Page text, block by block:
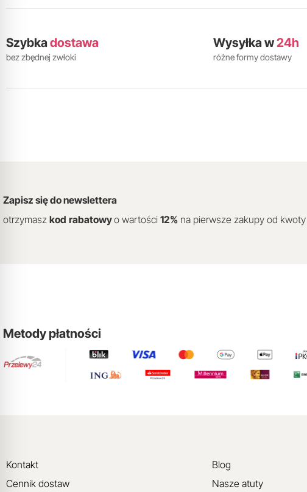
Szybkadostawa
bez zbędnej zwłoki
Wysyłka w24h
różne formy dostawy
Zapisz się do newslettera
otrzymasz kod rabatowyo wartości 12% na pierwsze zakupy od kwoty
Metody płatności
Kontakt
Cennik dostaw
Blog
Nasze atuty